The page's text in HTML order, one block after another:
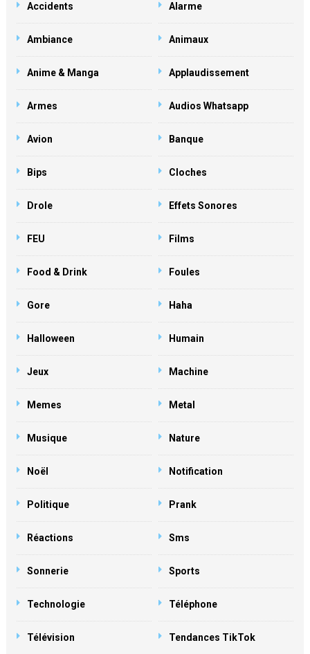
Accidents Alarme
Ambiance Animaux
Anime & Manga Applaudissement
Armes Audios Whatsapp
Avion Banque
Bips Cloches
Drole Effets Sonores
FEU Films
Food & Drink Foules
Gore Haha
Halloween Humain
Jeux Machine
Memes Metal
Musique Nature
Noël Notification
Politique Prank
Réactions Sms
Sonnerie Sports
Technologie Téléphone
Télévision Tendances TikTok